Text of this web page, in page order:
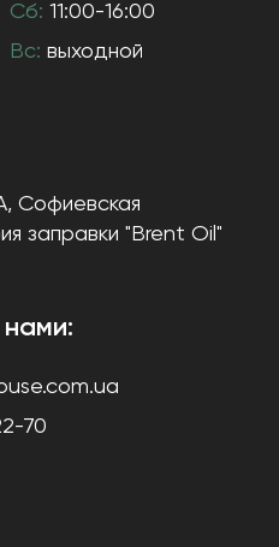
Сб: 11:00-16:00
Вс: выходной
Софиевская
заправки "Brent Oil"
70